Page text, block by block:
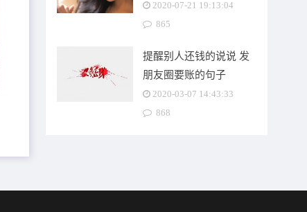
2020-07-21 19:13:04
865
提醒别人还钱的说说 发
朋友圈要账的句子
2020-03-07 14:43:33
868